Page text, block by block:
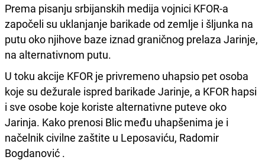
Prema pisanju srbijanskih medija vojnici KFOR-a
započeli su uklanjanje barikade od zemlje i šljunka na
putu oko njihove baze iznad graničnog prelaza Jarinje,
na alternativnom putu.
U toku akcije KFOR je privremeno uhapsio pet osoba
koje su dežurale ispred barikade Jarinje, a KFOR hapsi
i sve osobe koje koriste alternativne puteve oko
Jarinja. Kako prenosi Blic među uhapšenima je i
načelnik civilne zaštite u Leposaviću, Radomir
Bogdanović .